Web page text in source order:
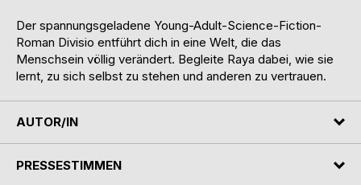
Der spannungsgeladene Young-Adult-Science-Fiction-
Roman Divisio entführt dich in eine Welt, die das
Menschsein völlig verändert. Begleite Raya dabei, wie sie
lernt, zu sich selbst zu stehen und anderen zu vertrauen.
AUTOR/IN
PRESSESTIMMEN